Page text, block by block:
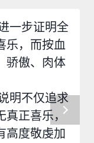
一步证明全
乐，而按血
骄傲、肉体
明不仅追求
真正喜乐，
高度敬虔加